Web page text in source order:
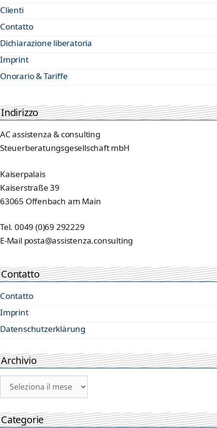
Clienti
Contatto
Dichiarazione liberatoria
Imprint
Onorario & Tariffe
Indirizzo
AC assistenza & consulting
Steuerberatungsgesellschaft mbH
Kaiserpalais
Kaiserstraße 39
63065 Offenbach am Main
Tel. 0049 (0)69 292229
E-Mail posta@assistenza.consulting
Contatto
Contatto
Imprint
Datenschutzerklärung
Archivio
Archivio
Categorie